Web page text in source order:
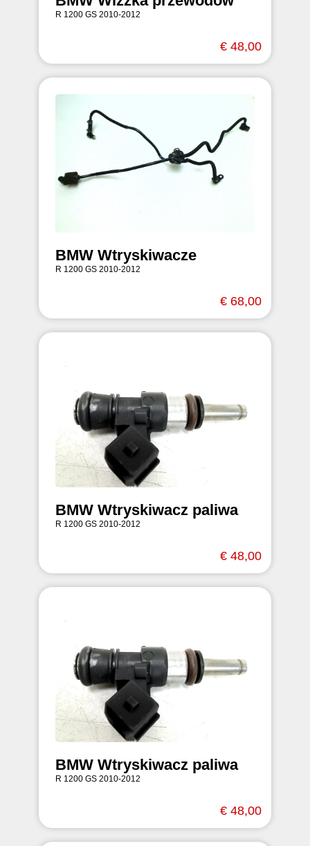
R 1200 GS 2010-2012
€ 48,00
BMW Wtryskiwacze
R 1200 GS 2010-2012
€ 68,00
BMW Wtryskiwacz paliwa
R 1200 GS 2010-2012
€ 48,00
BMW Wtryskiwacz paliwa
R 1200 GS 2010-2012
€ 48,00